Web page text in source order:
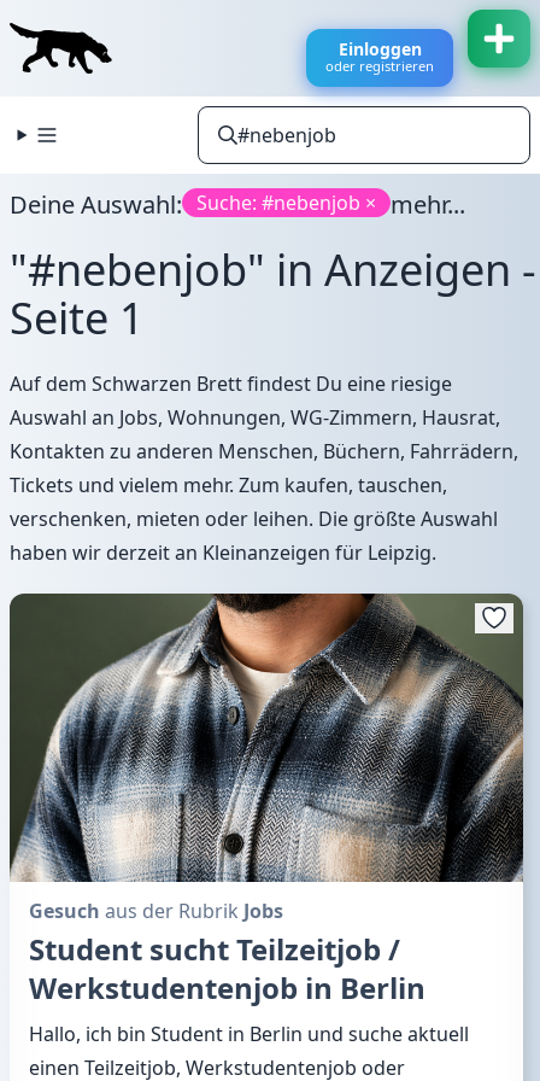
Einloggen
oder registrieren
Deine Auswahl: Suche: #nebenjob × mehr...
"#nebenjob" in Anzeigen -
Seite 1
Auf dem Schwarzen Brett findest Du eine riesige
Auswahl an Jobs, Wohnungen, WG-Zimmern, Hausrat,
Kontakten zu anderen Menschen, Büchern, Fahrrädern,
Tickets und vielem mehr. Zum kaufen, tauschen,
verschenken, mieten oder leihen. Die größte Auswahl
haben wir derzeit an Kleinanzeigen für Leipzig.
Gesuch aus der Rubrik Jobs
Student sucht Teilzeitjob /
Werkstudentenjob in Berlin
Hallo, ich bin Student in Berlin und suche aktuell
einen Teilzeitjob, Werkstudentenjob oder